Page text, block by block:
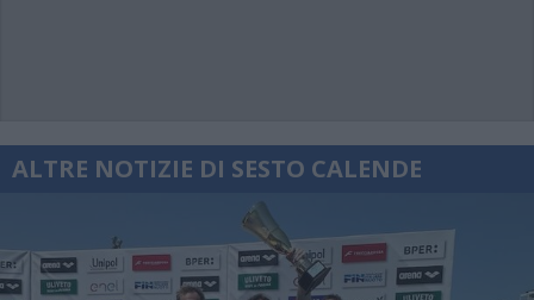
ALTRE NOTIZIE DI SESTO CALENDE